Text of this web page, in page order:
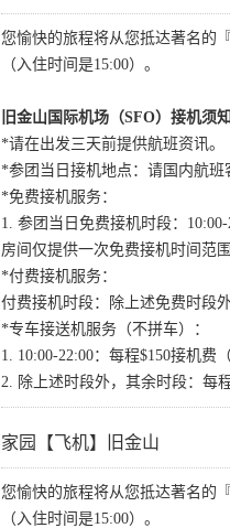
您愉快的旅程将从您抵达著名的
（入住时间是15:00）。
旧金山国际机场（SFO）接机须
*请在出发三天前提供航班资讯。
*参团当日接机地点：请国内航班
*免费接机服务：
1. 参团当日免费接机时段：
房间仅提供一次免费接机时间范
*付费接机服务：
付费接机时段：除上述免费时段
*专车接送机服务（不拼车）：
1. 10:00-22:00：每程$150接机
2. 除上述时段外，其余时段：每
家园【飞机】旧金山
您愉快的旅程将从您抵达著名的
（入住时间是15:00）。